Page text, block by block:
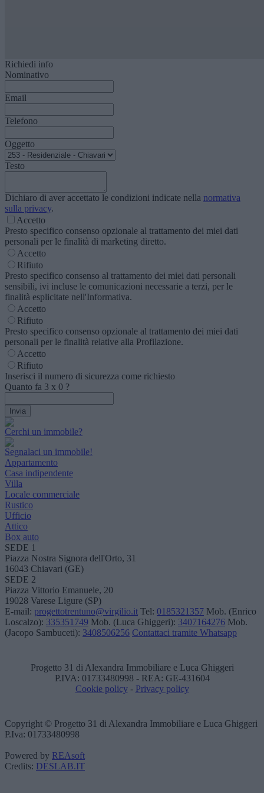
Richiedi info
Nominativo
Email
Telefono
Oggetto
Testo
Dichiaro di aver accettato le condizioni indicate nella normativa
sulla privacy.
Accetto
Presto specifico consenso opzionale al trattamento dei miei dati
personali per le finalità di marketing diretto.
Accetto
Rifiuto
Presto specifico consenso al trattamento dei miei dati personali
sensibili, ivi incluse le comunicazioni necessarie a terzi, per le
finalità esplicitate nell'Informativa.
Accetto
Rifiuto
Presto specifico consenso opzionale al trattamento dei miei dati
personali per le finalità relative alla Profilazione.
Accetto
Rifiuto
Inserisci il numero di sicurezza come richiesto
Quanto fa 3 x 0 ?
Cerchi un immobile?
Segnalaci un immobile!
Appartamento
Casa indipendente
Villa
Locale commerciale
Rustico
Ufficio
Attico
Box auto
SEDE 1
Piazza Nostra Signora dell'Orto, 31
16043 Chiavari (GE)
SEDE 2
Piazza Vittorio Emanuele, 20
19028 Varese Ligure (SP)
E-mail: progettotrentuno@virgilio.it Tel: 0185321357 Mob. (Enrico
Loscalzo): 335351749 Mob. (Luca Ghiggeri): 3407164276 Mob.
(Jacopo Sambuceti): 3408506256 Contattaci tramite Whatsapp
Progetto 31 di Alexandra Immobiliare e Luca Ghiggeri
P.IVA: 01733480998 - REA: GE-431604
Cookie policy- Privacy policy
Copyright © Progetto 31 di Alexandra Immobiliare e Luca Ghiggeri
P.Iva: 01733480998
Powered by REAsoft
Credits: DESLAB.IT